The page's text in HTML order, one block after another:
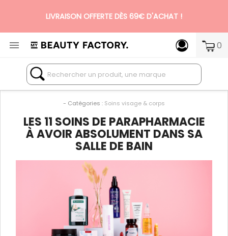
LIVRAISON OFFERTE DÈS 69€ D'ACHAT !
N°1 DES BOX BEAUTÉ PREMIUM SANS ENGAGEMENT
 0
- Catégories : Soins visage & corps
LES 11 SOINS DE PARAPHARMACIE
À AVOIR ABSOLUMENT DANS SA
SALLE DE BAIN